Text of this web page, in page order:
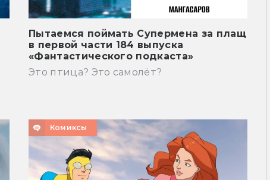
Пытаемся поймать Супермена за плащ
в первой части 184 выпуска
«Фантастического подкаста»
Это птица? Это самолёт?
Комиксы